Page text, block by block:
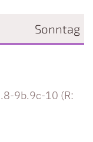
Sonntag
9b.9c-10 (R: